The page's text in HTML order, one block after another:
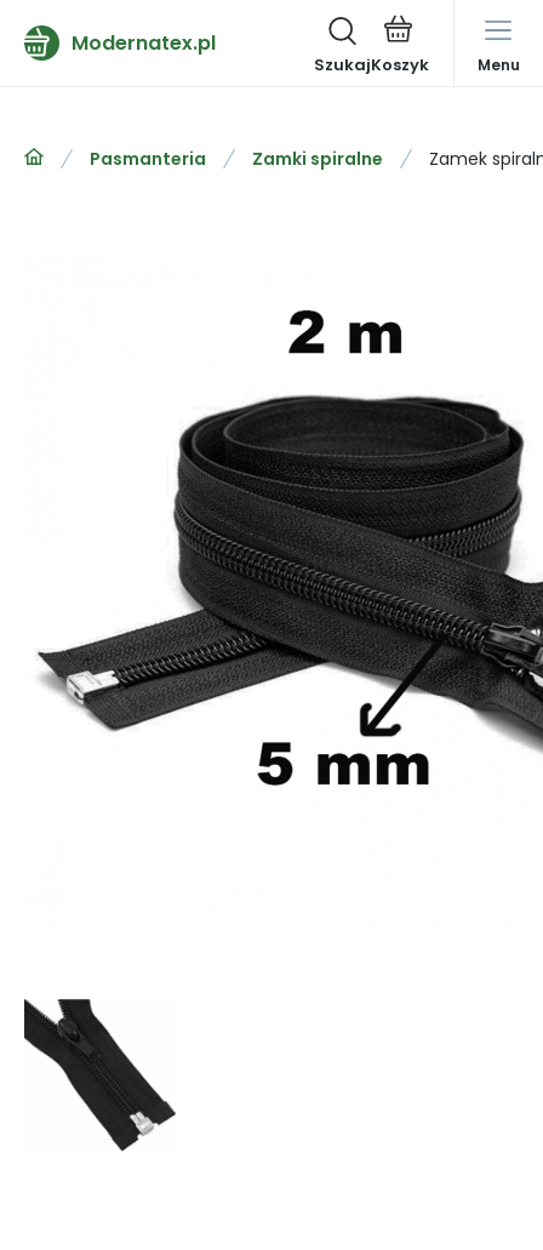
Modernatex.pl
Szukaj Menu
Pasmanteria Zamki spiralne Zamek